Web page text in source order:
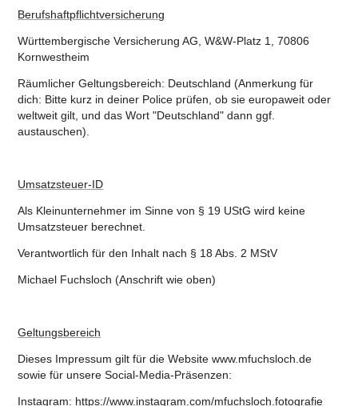
Berufshaftpflichtversicherung
Württembergische Versicherung AG, W&W-Platz 1, 70806
Kornwestheim
Räumlicher Geltungsbereich: Deutschland (Anmerkung für
dich: Bitte kurz in deiner Police prüfen, ob sie europaweit oder
weltweit gilt, und das Wort "Deutschland" dann ggf.
austauschen).
Umsatzsteuer-ID
Als Kleinunternehmer im Sinne von § 19 UStG wird keine
Umsatzsteuer berechnet.
Verantwortlich für den Inhalt nach § 18 Abs. 2 MStV
Michael Fuchsloch (Anschrift wie oben)
Geltungsbereich
Dieses Impressum gilt für die Website www.mfuchsloch.de
sowie für unsere Social-Media-Präsenzen:
Instagram: https://www.instagram.com/mfuchsloch.fotografie